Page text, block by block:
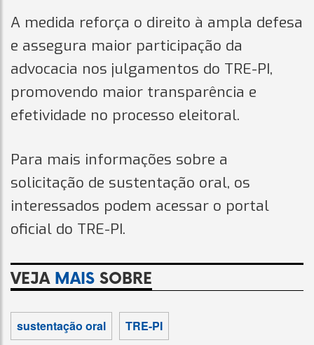
A medida reforça o direito à ampla defesa
e assegura maior participação da
advocacia nos julgamentos do TRE-PI,
promovendo maior transparência e
efetividade no processo eleitoral.
Para mais informações sobre a
solicitação de sustentação oral, os
interessados podem acessar o portal
oficial do TRE-PI.
VEJA MAIS SOBRE
sustentação oral TRE-PI